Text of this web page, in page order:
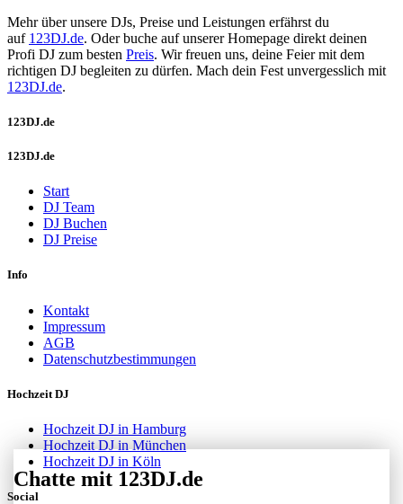
Mehr über unsere DJs, Preise und Leistungen erfährst du
auf 123DJ.de. Oder buche auf unserer Homepage direkt deinen
Profi DJ zum besten Preis. Wir freuen uns, deine Feier mit dem
richtigen DJ begleiten zu dürfen. Mach dein Fest unvergesslich mit
123DJ.de.
123DJ.de
123DJ.de
Start
DJ Team
DJ Buchen
DJ Preise
Info
Kontakt
Impressum
AGB
Datenschutzbestimmungen
Hochzeit DJ
Hochzeit DJ in Hamburg
Hochzeit DJ in München
Hochzeit DJ in Köln
Social
Chatte mit 123DJ.de